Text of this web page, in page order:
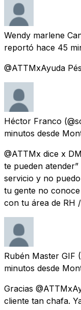
Wendy marlene
reportó hace 45
@ATTMxAyuda
Héctor Franco
minutos desde
@ATTMx dice x
te pueden
servicio y no
tu gente no
con tu área de RH
Rubén Master GIF
minutos desde
Gracias
cliente tan chafa.